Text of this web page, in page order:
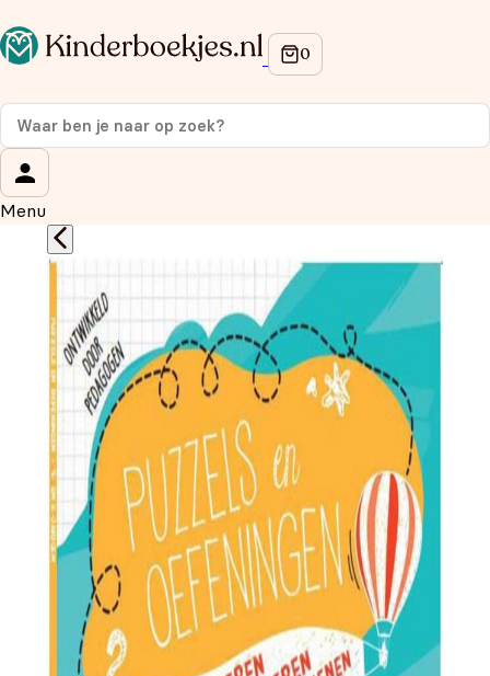
Menu
Op de hoogte blijven van onze acties?
Meld je aan voor onze nieuwsbrief en ontvang
korting
Wat is je voornaam?
Wat is je e-mailadres?
Aanmelden
We gebruiken je gegevens om contact op te nemen, in
overeenstemming met ons
privacybeleid.